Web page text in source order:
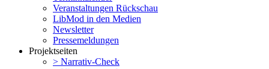
Veran­stal­tungen Rückschau
LibMod in den Medien
Newsletter
Presse­mel­dungen
Projekt­seiten
> Narrativ-Check